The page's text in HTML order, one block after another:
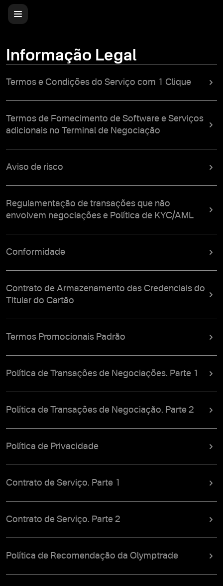
Informação Legal
Termos e Condições do Serviço com 1 Clique
Termos de Fornecimento de Software e Serviços
adicionais no Terminal de Negociação
Aviso de risco
Regulamentação de transações que não
envolvem negociações e Política de KYC/AML
Conformidade
Contrato de Armazenamento das Credenciais do
Titular do Cartão
Termos Promocionais Padrão
Política de Transações de Negociações. Parte 1
Política de Transações de Negociação. Parte 2
Política de Privacidade
Contrato de Serviço. Parte 1
Contrato de Serviço. Parte 2
Política de Recomendação da Olymptrade